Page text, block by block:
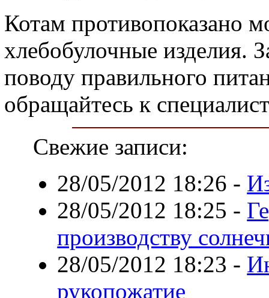
Котам противопоказано
хлебобулочные изделия.
поводу правильного
обращайтесь к
Свежие записи:
28/05/2012 18:26 -
28/05/2012 18:25 -
производству
28/05/2012 18:23 -
рукопожатие